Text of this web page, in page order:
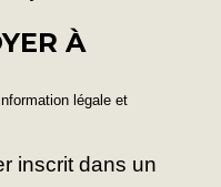
À
légale et
inscrit dans un